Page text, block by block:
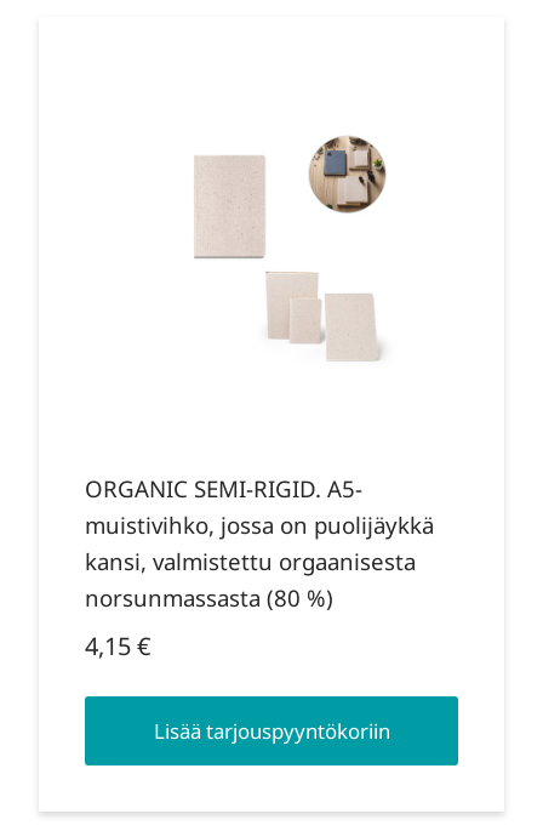
ORGANIC SEMI-RIGID. A5-
muistivihko, jossa on puolijäykkä
kansi, valmistettu orgaanisesta
norsunmassasta (80 %)
4,15€
Lisää tarjouspyyntökoriin